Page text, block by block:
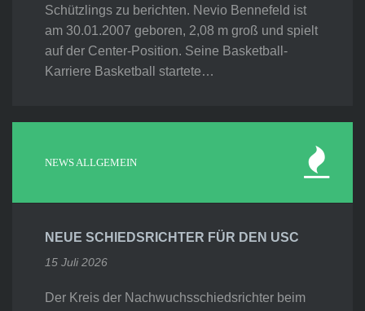
Schützlings zu berichten. Nevio Bennefeld ist
am 30.01.2007 geboren, 2,08 m groß und spielt
auf der Center-Position. Seine Basketball-
Karriere Basketball startete…
NEWS ALLGEMEIN
NEUE SCHIEDSRICHTER FÜR DEN USC
15 Juli 2026
Der Kreis der Nachwuchsschiedsrichter beim